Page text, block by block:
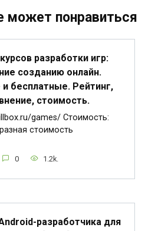
может понравиться
разработки игр:
созданию онлайн.
бесплатные. Рейтинг,
стоимость.
games/ Стоимость:
разная стоимость
0 1.2k.
разработчика для